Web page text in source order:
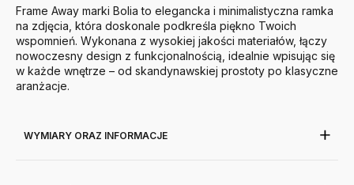
Frame Away marki Bolia to elegancka i minimalistyczna ramka
na zdjęcia, która doskonale podkreśla piękno Twoich
wspomnień. Wykonana z wysokiej jakości materiałów, łączy
nowoczesny design z funkcjonalnością, idealnie wpisując się
w każde wnętrze – od skandynawskiej prostoty po klasyczne
aranżacje.
WYMIARY ORAZ INFORMACJE